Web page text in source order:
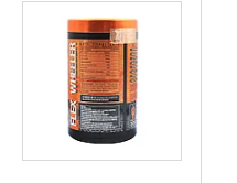
Диетическое питание
Доставка и оплата